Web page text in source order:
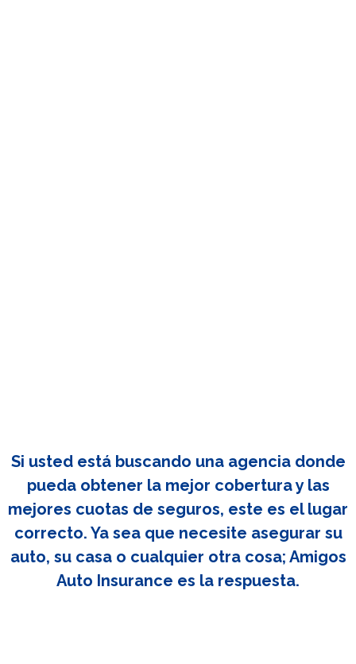
Si usted está buscando una agencia donde
pueda obtener la mejor cobertura y las
mejores cuotas de seguros, este es el lugar
correcto. Ya sea que necesite asegurar su
auto, su casa o cualquier otra cosa; Amigos
Auto Insurance es la respuesta.